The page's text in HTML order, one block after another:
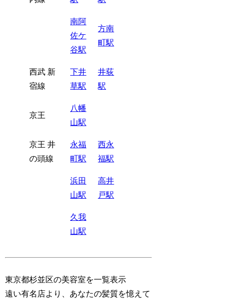
南阿
佐ケ
谷駅
方南
町駅
西武 新
宿線
下井
草駅
井荻
駅
京王
八幡
山駅
京王 井
の頭線
永福
町駅
西永
福駅
浜田
山駅
高井
戸駅
久我
山駅
東京都杉並区の美容室を一覧表示
遠い有名店より、あなたの髪質を憶えて